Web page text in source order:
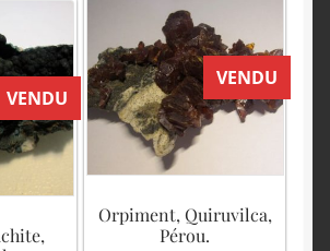
VENDU
Orpiment, Quiruvilca,
Pérou.
VENDU